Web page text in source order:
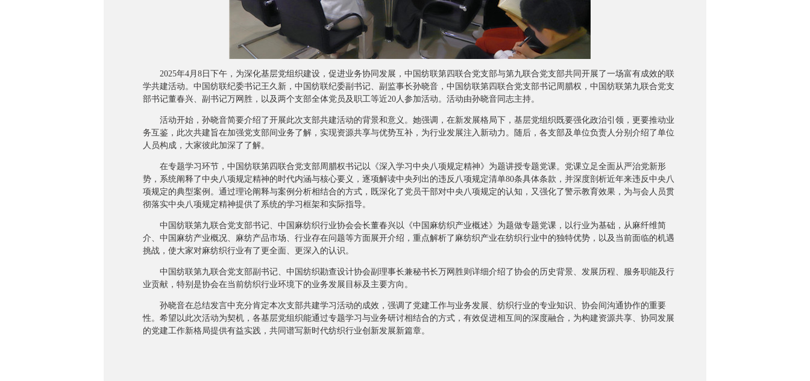
2025年4月8日下午，为深化基层党组织建设，促进业务协同发展，中国纺联第四联合党支部与第九联合党支部共同开展了一场富有成效的联
学共建活动。中国纺联纪委书记王久新，中国纺联纪委副书记、副监事长孙晓音，中国纺联第四联合党支部书记周腊权，中国纺联第九联合党支
部书记董春兴、副书记万网胜，以及两个支部全体党员及职工等近20人参加活动。活动由孙晓音同志主持。
活动开始，孙晓音简要介绍了开展此次支部共建活动的背景和意义。她强调，在新发展格局下，基层党组织既要强化政治引领，更要推动业
务互鉴，此次共建旨在加强党支部间业务了解，实现资源共享与优势互补，为行业发展注入新动力。随后，各支部及单位负责人分别介绍了单位
人员构成，大家彼此加深了了解。
在专题学习环节，中国纺联第四联合党支部周腊权书记以《深入学习中央八项规定精神》为题讲授专题党课。党课立足全面从严治党新形
势，系统阐释了中央八项规定精神的时代内涵与核心要义，逐项解读中央列出的违反八项规定清单80条具体条款，并深度剖析近年来违反中央八
项规定的典型案例。通过理论阐释与案例分析相结合的方式，既深化了党员干部对中央八项规定的认知，又强化了警示教育效果，为与会人员贯
彻落实中央八项规定精神提供了系统的学习框架和实际指导。
中国纺联第九联合党支部书记、中国麻纺织行业协会会长董春兴以《中国麻纺织产业概述》为题做专题党课，以行业为基础，从麻纤维简
介、中国麻纺产业概况、麻纺产品市场、行业存在问题等方面展开介绍，重点解析了麻纺织产业在纺织行业中的独特优势，以及当前面临的机遇
挑战，使大家对麻纺织行业有了更全面、更深入的认识。
中国纺联第九联合党支部副书记、中国纺织勘查设计协会副理事长兼秘书长万网胜则详细介绍了协会的历史背景、发展历程、服务职能及行
业贡献，特别是协会在当前纺织行业环境下的业务发展目标及主要方向。
孙晓音在总结发言中充分肯定本次支部共建学习活动的成效，强调了党建工作与业务发展、纺织行业的专业知识、协会间沟通协作的重要
性。希望以此次活动为契机，各基层党组织能通过专题学习与业务研讨相结合的方式，有效促进相互间的深度融合，为构建资源共享、协同发展
的党建工作新格局提供有益实践，共同谱写新时代纺织行业创新发展新篇章。